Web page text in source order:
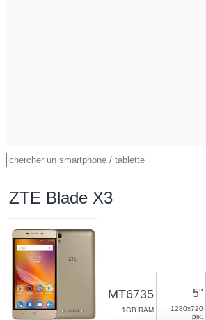
ZTE Blade X3
MT6735
1GB RAM
5"
1280x720
pix.